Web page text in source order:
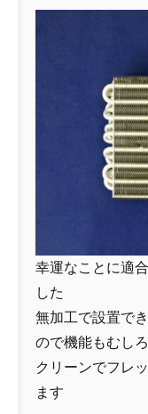
幸運なことに適
した
無加工で設置で
ので機能もむし
クリーンでフレ
ます